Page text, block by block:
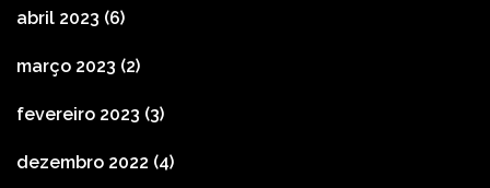
abril 2023 (6)
março 2023 (2)
fevereiro 2023 (3)
dezembro 2022 (4)